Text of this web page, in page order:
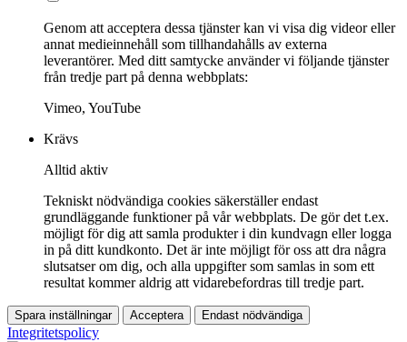
Genom att acceptera dessa tjänster kan vi visa dig videor eller
annat medieinnehåll som tillhandahålls av externa
leverantörer. Med ditt samtycke använder vi följande tjänster
från tredje part på denna webbplats:
Vimeo, YouTube
Krävs
Alltid aktiv
Tekniskt nödvändiga cookies säkerställer endast
grundläggande funktioner på vår webbplats. De gör det t.ex.
möjligt för dig att samla produkter i din kundvagn eller logga
in på ditt kundkonto. Det är inte möjligt för oss att dra några
slutsatser om dig, och alla uppgifter som samlas in som ett
resultat kommer aldrig att vidarebefordras till tredje part.
Spara inställningar Acceptera Endast nödvändiga
Integritetspolicy